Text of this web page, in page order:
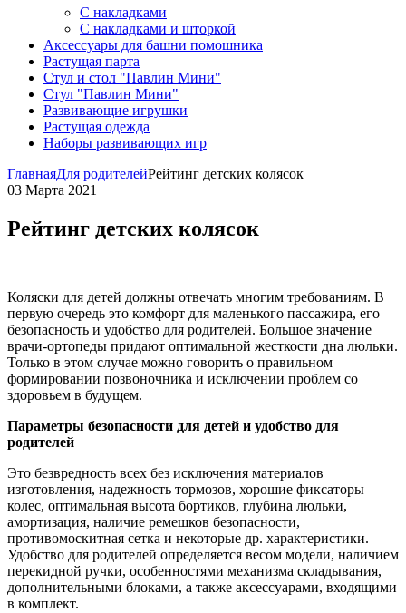
С накладками
С накладками и шторкой
Аксессуары для башни помошника
Растущая парта
Стул и стол "Павлин Мини"
Стул "Павлин Мини"
Развивающие игрушки
Растущая одежда
Наборы развивающих игр
ГлавнаяДля родителейРейтинг детских колясок
03 Марта 2021
Рейтинг детских колясок
Коляски для детей должны отвечать многим требованиям. В
первую очередь это комфорт для маленького пассажира, его
безопасность и удобство для родителей. Большое значение
врачи-ортопеды придают оптимальной жесткости дна люльки.
Только в этом случае можно говорить о правильном
формировании позвоночника и исключении проблем со
здоровьем в будущем.
Параметры безопасности для детей и удобство для
родителей
Это безвредность всех без исключения материалов
изготовления, надежность тормозов, хорошие фиксаторы
колес, оптимальная высота бортиков, глубина люльки,
амортизация, наличие ремешков безопасности,
противомоскитная сетка и некоторые др. характеристики.
Удобство для родителей определяется весом модели, наличием
перекидной ручки, особенностями механизма складывания,
дополнительными блоками, а также аксессуарами, входящими
в комплект.